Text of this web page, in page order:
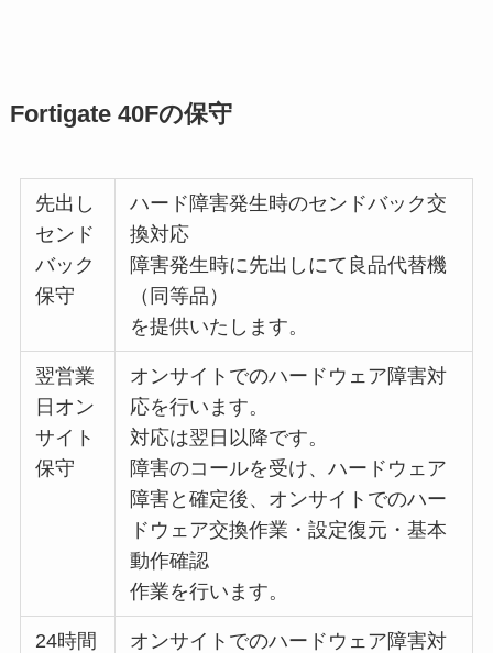
Fortigate 40Fの保守
先出し
センド
バック
保守
ハード障害発生時のセンドバック交
換対応
障害発生時に先出しにて良品代替機
（同等品）
を提供いたします。
翌営業
日オン
サイト
保守
オンサイトでのハードウェア障害対
応を行います。
対応は翌日以降です。
障害のコールを受け、ハードウェア
障害と確定後、オンサイトでのハー
ドウェア交換作業・設定復元・基本
動作確認
作業を行います。
24時間
オンサイトでのハードウェア障害対